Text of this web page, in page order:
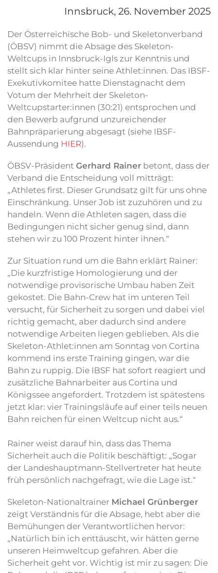
Innsbruck, 26. November 2025
Der Österreichische Bob- und Skeletonverband
(ÖBSV) nimmt die Absage des Skeleton-
Weltcups in Innsbruck-Igls zur Kenntnis und
stellt sich klar hinter seine Athlet:innen. Das IBSF-
Exekutivkomitee hatte Dienstagnacht dem
Votum der Mehrheit der Skeleton-
Weltcupstarter:innen (30:21) entsprochen und
den Bewerb aufgrund unzureichender
Bahnpräparierung abgesagt (siehe IBSF-
Aussendung HIER).
ÖBSV-Präsident Gerhard Rainer betont, dass der
Verband die Entscheidung voll mitträgt:
„Athletes first. Dieser Grundsatz gilt für uns ohne
Einschränkung. Unser Job ist zuzuhören und zu
handeln. Wenn die Athleten sagen, dass die
Bedingungen nicht sicher genug sind, dann
stehen wir zu 100 Prozent hinter ihnen.“
Zur Situation rund um die Bahn erklärt Rainer:
„Die kurzfristige Homologierung und der
notwendige provisorische Umbau haben Zeit
gekostet. Die Bahn-Crew hat im unteren Teil
versucht, für Sicherheit zu sorgen und dabei viel
richtig gemacht, aber dadurch sind andere
notwendige Arbeiten liegen geblieben. Als die
Skeleton-Athlet:innen am Sonntag von Cortina
kommend ins erste Training gingen, war die
Bahn zu ruppig. Die IBSF hat sofort reagiert und
zusätzliche Bahnarbeiter aus Cortina und
Königssee angefordert. Trotzdem ist spätestens
jetzt klar: vier Trainingsläufe auf einer teils neuen
Bahn reichen für einen Weltcup nicht aus.“
Rainer weist darauf hin, dass das Thema
Sicherheit auch die Politik beschäftigt: „Sogar
der Landeshauptmann-Stellvertreter hat heute
früh persönlich nachgefragt, wie die Lage ist.“
Skeleton-Nationaltrainer Michael Grünberger
zeigt Verständnis für die Absage, hebt aber die
Bemühungen der Verantwortlichen hervor:
„Natürlich bin ich enttäuscht, wir hätten gerne
unseren Heimweltcup gefahren. Aber die
Sicherheit geht vor. Wichtig ist mir zu sagen: Die